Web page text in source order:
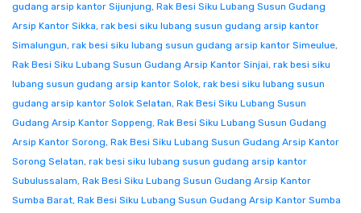
gudang arsip kantor Sijunjung, Rak Besi Siku Lubang Susun Gudang
Arsip Kantor Sikka, rak besi siku lubang susun gudang arsip kantor
Simalungun, rak besi siku lubang susun gudang arsip kantor Simeulue,
Rak Besi Siku Lubang Susun Gudang Arsip Kantor Sinjai, rak besi siku
lubang susun gudang arsip kantor Solok, rak besi siku lubang susun
gudang arsip kantor Solok Selatan, Rak Besi Siku Lubang Susun
Gudang Arsip Kantor Soppeng, Rak Besi Siku Lubang Susun Gudang
Arsip Kantor Sorong, Rak Besi Siku Lubang Susun Gudang Arsip Kantor
Sorong Selatan, rak besi siku lubang susun gudang arsip kantor
Subulussalam, Rak Besi Siku Lubang Susun Gudang Arsip Kantor
Sumba Barat, Rak Besi Siku Lubang Susun Gudang Arsip Kantor Sumba